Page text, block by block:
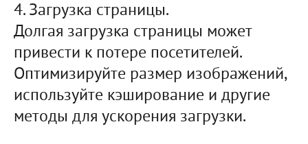
4. Загрузка страницы.
Долгая загрузка страницы может
привести к потере посетителей.
Оптимизируйте размер изображений,
используйте кэширование и другие
методы для ускорения загрузки.